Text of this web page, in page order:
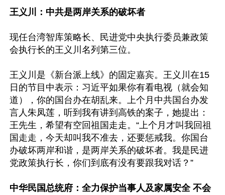
王义川：中共是两岸关系的破坏者
现任台湾智库策略长、民进党中央执行委员兼政策
会执行长的王义川名列第三位。
王义川是《新台派上线》的固定嘉宾。王义川在15
日的节目中表示：习近平如果你有看电视（就会知
道），你的国台办在胡乱来。上个月中共国台办发
言人朱凤莲，听到我有讲到高铁的案子，她提出：
王先生，希望有空回祖国走走。“上个月才叫我回祖
国走走，今天却叫我不准去，还要惩戒我。你国台
办破坏两岸和谐，是两岸关系的破坏者。我是民进
党政策执行长，你们到底有没有要跟我对话？”
中华民国总统府：全力保护当事人及家属安全 不会